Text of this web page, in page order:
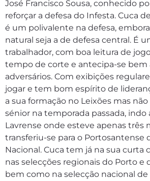
José Francisco Sousa, conhecido
reforçar a defesa do Infesta. Cuca
é um polivalente na defesa,
natural seja a de defesa central. É
trabalhador, com boa leitura de
tempo de corte e antecipa-se bem
adversários. Com exibições
jogar e tem bom espírito de
a sua formação no Leixões mas
sénior na temporada passada, indo
Lavrense onde esteve apenas três
transferiu-se para o Portosantense
Nacional. Cuca tem já na sua curta
nas selecções regionais do Porto e
bem como na selecção nacional de